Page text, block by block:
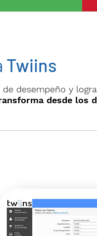
Twiins
desempeño y
desde los